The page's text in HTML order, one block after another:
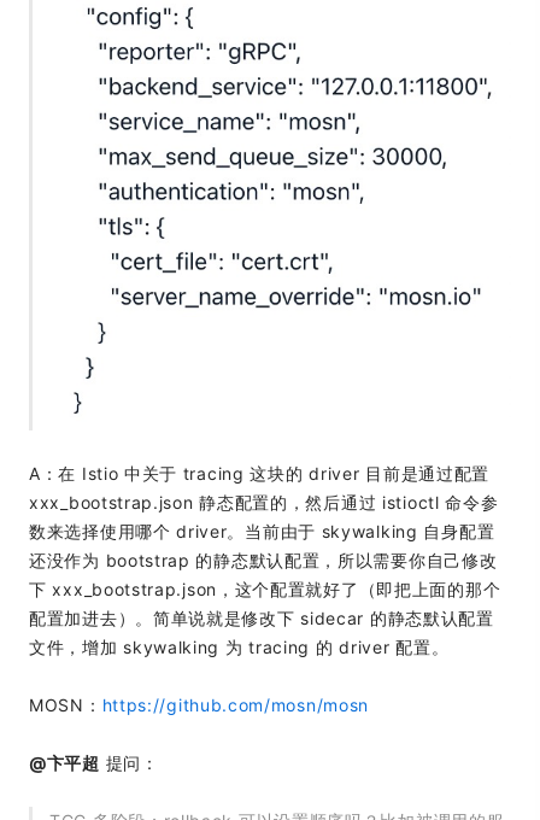
A：在 Istio 中关于 tracing 这块的 driver 目前是通过配置
xxx_bootstrap.json 静态配置的，然后通过 istioctl 命令参
数来选择使用哪个 driver。当前由于 skywalking 自身配置
还没作为 bootstrap 的静态默认配置，所以需要你自己修改
下 xxx_bootstrap.json，这个配置就好了（即把上面的那个
配置加进去）。简单说就是修改下 sidecar 的静态默认配置
文件，增加 skywalking 为 tracing 的 driver 配置。
MOSN： https://github.com/mosn/mosn
@卞平超 提问：